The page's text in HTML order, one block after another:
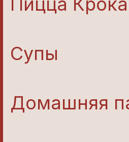
Супы
Домашняя